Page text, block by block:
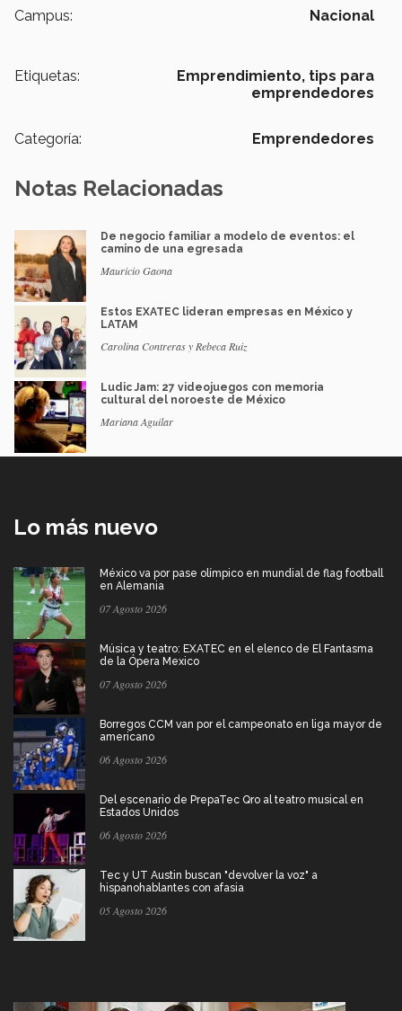
Campus: Nacional
Etiquetas: Emprendimiento, tips para
emprendedores
Categoría: Emprendedores
Notas Relacionadas
De negocio familiar a modelo de eventos: el
camino de una egresada
Mauricio Gaona
Estos EXATEC lideran empresas en México y
LATAM
Carolina Contreras y Rebeca Ruiz
Ludic Jam: 27 videojuegos con memoria
cultural del noroeste de México
Mariana Aguilar
Lo más nuevo
México va por pase olímpico en mundial de flag football
en Alemania
07 Agosto 2026
Música y teatro: EXATEC en el elenco de El Fantasma
de la Ópera Mexico
07 Agosto 2026
Borregos CCM van por el campeonato en liga mayor de
americano
06 Agosto 2026
Del escenario de PrepaTec Qro al teatro musical en
Estados Unidos
06 Agosto 2026
Tec y UT Austin buscan "devolver la voz" a
hispanohablantes con afasia
05 Agosto 2026